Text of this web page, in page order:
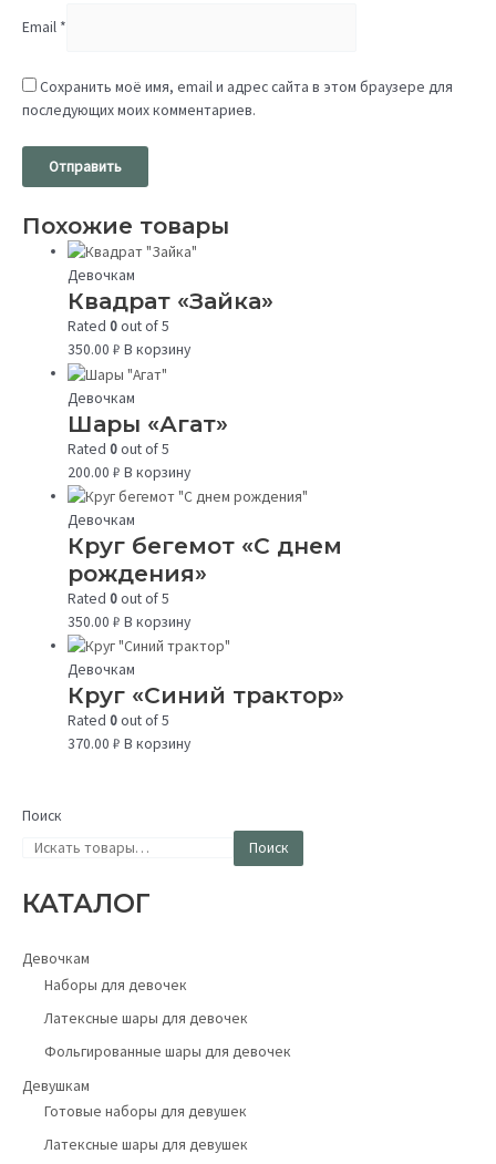
Поиск
Поиск
КАТАЛОГ
Девочкам
Наборы для девочек
Латексные шары для девочек
Фольгированные шары для девочек
Девушкам
Готовые наборы для девушек
Латексные шары для девушек
Email *
Сохранить моё имя, email и адрес сайта в этом браузере для
последующих моих комментариев.
Похожие товары
Девочкам
Квадрат «Зайка»
Rated0out of 5
350.00₽ В корзину
Девочкам
Шары «Агат»
Rated0out of 5
200.00₽ В корзину
Девочкам
Круг бегемот «С днем
рождения»
Rated0out of 5
350.00₽ В корзину
Девочкам
Круг «Синий трактор»
Rated0out of 5
370.00₽ В корзину